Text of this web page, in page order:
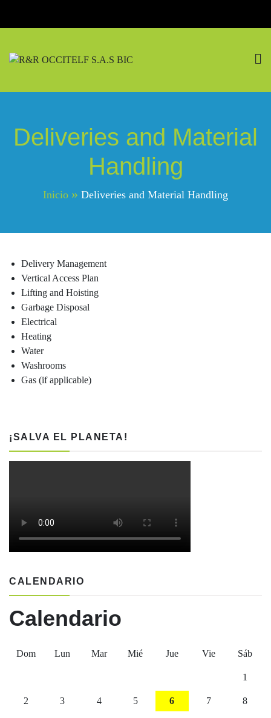
Deliveries and Material
Handling
Inicio Deliveries and Material Handling
Delivery Management
Vertical Access Plan
Lifting and Hoisting
Garbage Disposal
Electrical
Heating
Water
Washrooms
Gas (if applicable)
¡SALVA EL PLANETA!
CALENDARIO
Calendario
Dom Lun Mar Mié Jue Vie Sáb
1
2 3 4 5 6 7 8